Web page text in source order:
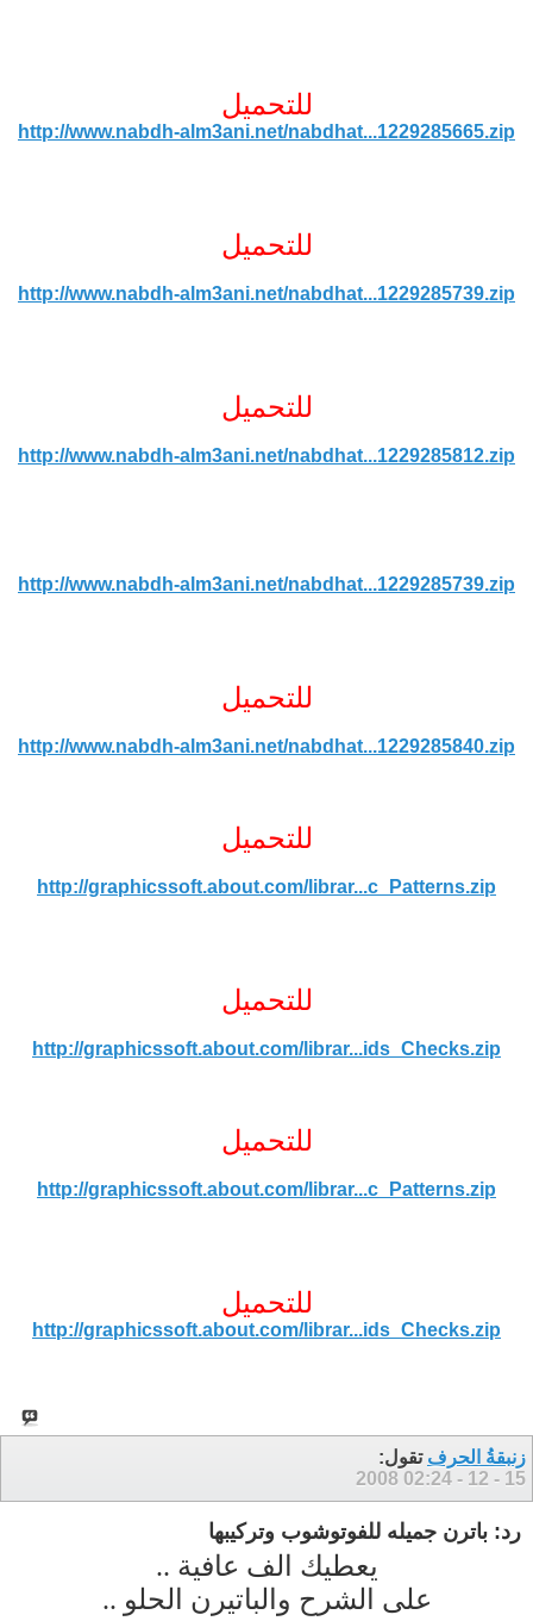
للتحميل
http://www.nabdh-alm3ani.net/nabdhat...1229285665.zip
للتحميل
http://www.nabdh-alm3ani.net/nabdhat...1229285739.zip
للتحميل
http://www.nabdh-alm3ani.net/nabdhat...1229285812.zip
http://www.nabdh-alm3ani.net/nabdhat...1229285739.zip
للتحميل
http://www.nabdh-alm3ani.net/nabdhat...1229285840.zip
للتحميل
http://graphicssoft.about.com/librar...c_Patterns.zip
للتحميل
http://graphicssoft.about.com/librar...ids_Checks.zip
للتحميل
http://graphicssoft.about.com/librar...c_Patterns.zip
للتحميل
http://graphicssoft.about.com/librar...ids_Checks.zip
زنبقةُ الحرف تقول:
15 - 12 - 2008
02:24
رد: باترن جميله للفوتوشوب وتركيبها
يعطيك الف عافية ..
على الشرح والباتيرن الحلو ..